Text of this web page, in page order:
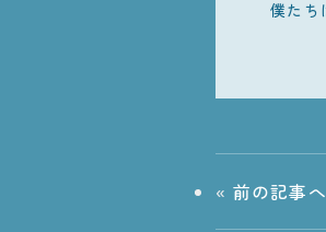
僕た
« 前の記事へ